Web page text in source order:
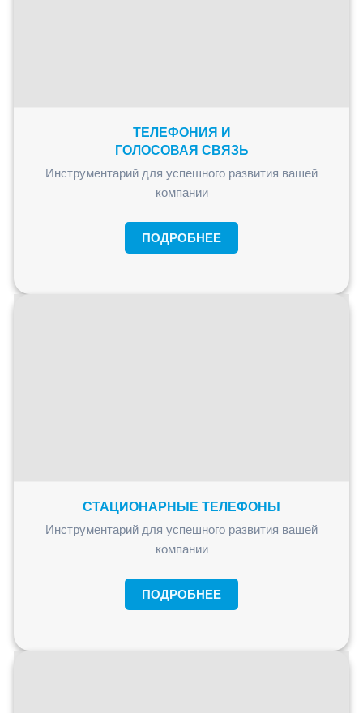
ТЕЛЕФОНИЯ И
ГОЛОСОВАЯ СВЯЗЬ
Инструментарий для успешного развития вашей
компании
ПОДРОБНЕЕ
СТАЦИОНАРНЫЕ ТЕЛЕФОНЫ
Инструментарий для успешного развития вашей
компании
ПОДРОБНЕЕ